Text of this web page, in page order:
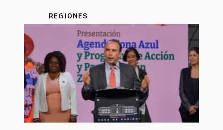
REGIONES